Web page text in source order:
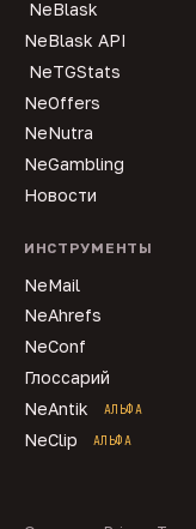
NeBlask
NeBlask API
NeTGStats
NeOffers
NeNutra
NeGambling
Новости
ИНСТРУМЕНТЫ
NeMail
NeAhrefs
NeConf
Глоссарий
NeAntik
АЛЬФА
NeClip АЛЬФА